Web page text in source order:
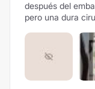
después del
pero una dura